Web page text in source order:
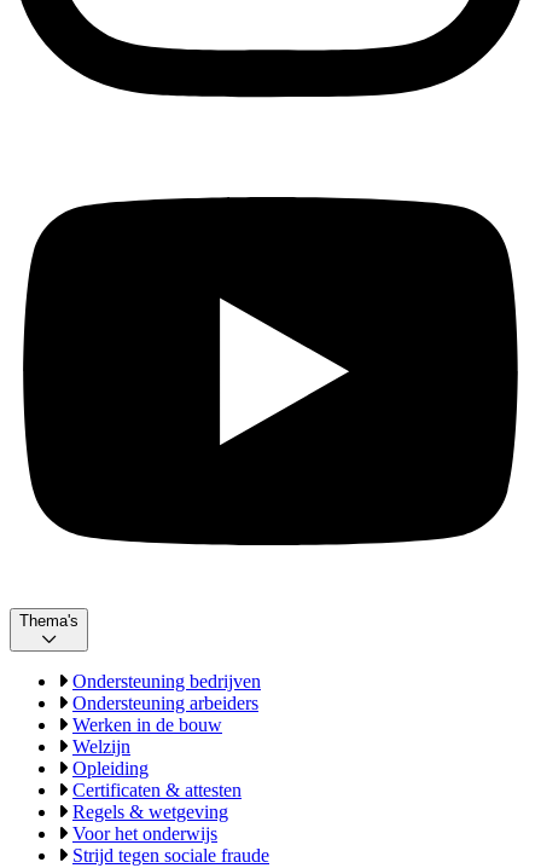
Thema's
Ondersteuning bedrijven
Ondersteuning arbeiders
Werken in de bouw
Welzijn
Opleiding
Certificaten & attesten
Regels & wetgeving
Voor het onderwijs
Strijd tegen sociale fraude